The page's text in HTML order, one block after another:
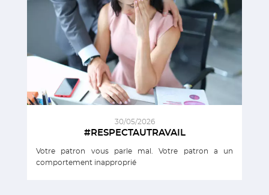
30/05/2026
#RESPECTAUTRAVAIL
Votre patron vous parle mal. Votre patron a un
comportement inapproprié